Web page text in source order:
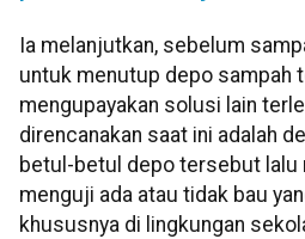
Ia melanjutkan, sebelum
untuk menutup depo sampah
mengupayakan solusi lain
direncanakan saat ini adalah
betul-betul depo tersebut lalu
menguji ada atau tidak bau
khususnya di lingkungan